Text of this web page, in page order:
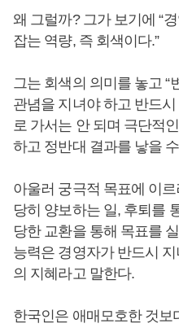
왜 그럴까? 그가 보기에 “
잡는 역량, 즉 회색이다.”
그는 회색의 의미를 놓고 “
관념을 지녀야 하고 반드
로 가서는 안 되며 극단적
하고 정반대 결과를 낳을
아울러 궁극적 목표에 이
당히 양보하는 일, 후퇴를
당한 교환을 통해 목표를
능력은 경영자가 반드시
의 지혜라고 말한다.
한국인은 애매모호한 것보